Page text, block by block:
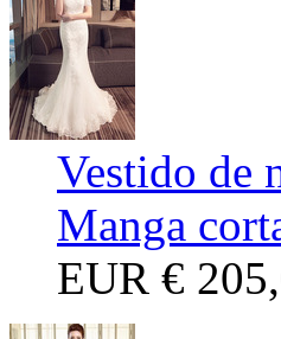
Vestido de
Manga
EUR €